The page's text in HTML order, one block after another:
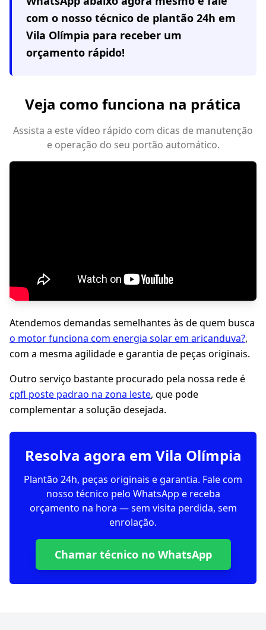
com o nosso técnico de plantão 24h em
Vila Olímpia para receber um
orçamento rápido!
Veja como funciona na prática
Assista a este vídeo rápido com dicas de manutenção
e operação do seu portão automático.
Atendemos demandas semelhantes às de quem busca
o motor funciona com energia solar em aricanduva?,
com a mesma agilidade e garantia de peças originais.
Outro serviço bastante procurado pela nossa rede é
cpfl poste padrao na zona leste, que pode
complementar a solução desejada.
Resolva agora em Vila Olímpia
Plantão 24h, peças originais e garantia. Fale com
nosso técnico pelo WhatsApp e receba
orçamento na hora — sem visita perdida, sem
enrolação.
Chamar técnico no WhatsApp